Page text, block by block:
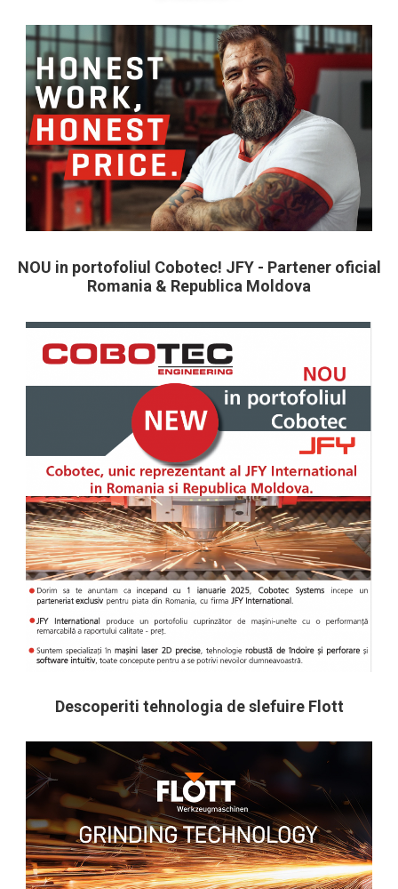
NOU in portofoliul Cobotec! JFY - Partener oficial
Romania & Republica Moldova
Descoperiti tehnologia de slefuire Flott